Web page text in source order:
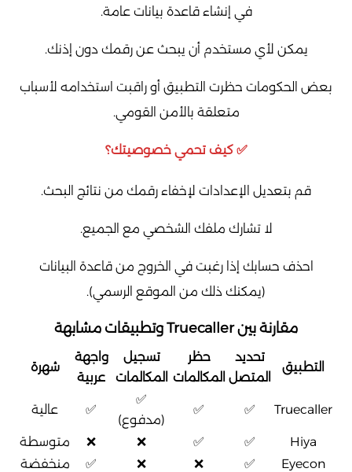
في إنشاء قاعدة بيانات عامة.
يمكن لأي مستخدم أن يبحث عن رقمك دون إذنك.
بعض الحكومات حظرت التطبيق أو راقبت استخدامه لأسباب
متعلقة بالأمن القومي.
✅ كيف تحمي خصوصيتك؟
قم بتعديل الإعدادات لإخفاء رقمك من نتائج البحث.
لا تشارك ملفك الشخصي مع الجميع.
احذف حسابك إذا رغبت في الخروج من قاعدة البيانات
(يمكنك ذلك من الموقع الرسمي).
مقارنة بين Truecaller وتطبيقات مشابهة
التطبيق
تحديد
المتصل
حظر
المكالمات
تسجيل
المكالمات
واجهة
عربية
شهرة
Truecaller
✅
✅
✅
(مدفوع)
✅ عالية
Hiya
✅
✅
❌
❌
متوسطة
Eyecon
✅
❌
❌
✅ منخفضة